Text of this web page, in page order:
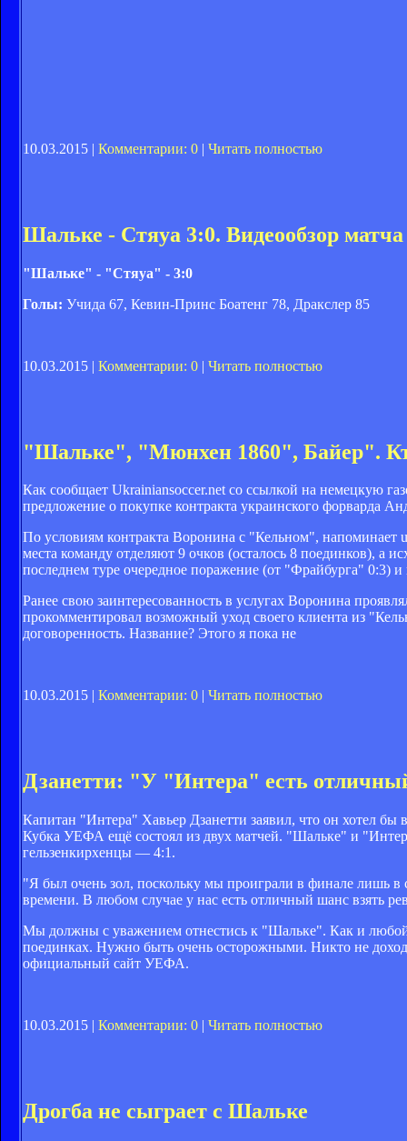
10.03.2015 | Комментарии: 0 | Читать полностью
Шальке - Стяуа 3:0. Видеообзор матча
"Шальке" - "Стяуа" - 3:0
Голы: Учида 67, Кевин-Принс Боатенг 78, Дракслер 85
10.03.2015 | Комментарии: 0 | Читать полностью
"Шальке", "Мюнхен 1860", Байер".
Как сообщает Ukrainiansoccer.net со ссылкой на немецкую
предложение о покупке контракта украинского форварда
По условиям контракта Воронина с "Кельном", напоминает
места команду отделяют 9 очков (осталось 8 поединков),
последнем туре очередное поражение (от "Фрайбурга" 0:3)
Ранее свою заинтересованность в услугах Воронина
прокомментировал возможный уход своего клиента из
договоренность. Название? Этого я пока не
10.03.2015 | Комментарии: 0 | Читать полностью
Дзанетти: "У "Интера" есть
Капитан "Интера" Хавьер Дзанетти заявил, что он хотел
Кубка УЕФА ещё состоял из двух матчей. "Шальке" и
гельзенкирхенцы — 4:1.
"Я был очень зол, поскольку мы проиграли в финале лишь
времени. В любом случае у нас есть отличный шанс взять
Мы должны с уважением отнестись к "Шальке". Как и
поединках. Нужно быть очень осторожными. Никто не
официальный сайт УЕФА.
10.03.2015 | Комментарии: 0 | Читать полностью
Дрогба не сыграет с Шальке